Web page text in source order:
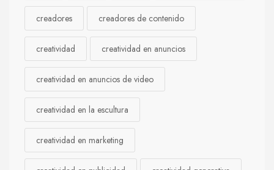
creadores creadores de contenido
creatividad creatividad en anuncios
creatividad en anuncios de video
creatividad en la escultura
creatividad en marketing